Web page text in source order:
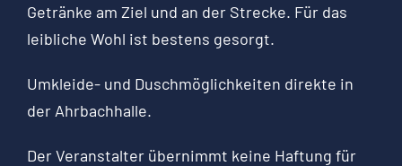
Getränke am Ziel und an der Strecke. Für das
leibliche Wohl ist bestens gesorgt.
Umkleide- und Duschmöglichkeiten direkte in
der Ahrbachhalle.
Der Veranstalter übernimmt keine Haftung für